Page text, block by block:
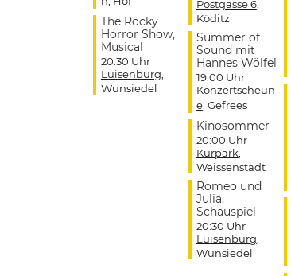
The Rocky
Horror Show,
Musical
20:30 Uhr
Luisenburg
Wunsiedel
Postgasse 6,
Köditz
Summer of
Sound mit
Hannes Wölfel
19:00 Uhr
Konzertscheun
e, Gefrees
Kinosommer
20:00 Uhr
Kurpark
Weissenstadt
Romeo und
Julia,
Schauspiel
20:30 Uhr
Luisenburg
Wunsiedel